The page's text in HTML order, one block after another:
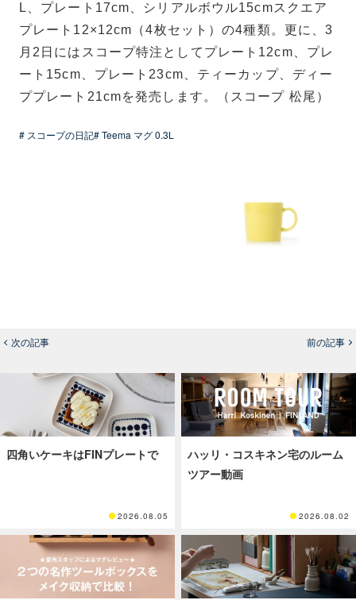
L、プレート17cm、シリアルボウル15cmスクエア
プレート12×12cm（4枚セット）の4種類。更に、3
月2日にはスコープ特注としてプレート12cm、プレ
ート15cm、プレート23cm、ティーカップ、ディー
ププレート21cmを発売します。（スコープ 松尾）
# スコープの日記# Teema マグ 0.3L
次の記事 前の記事
四角いケーキはFINプレートで
2026.08.05
ハッリ・コスキネン宅のルーム
ツアー動画
2026.08.02